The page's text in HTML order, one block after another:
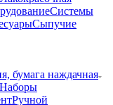
Системы
Сыпучие
бумага наждачная
Наборы
Ручной